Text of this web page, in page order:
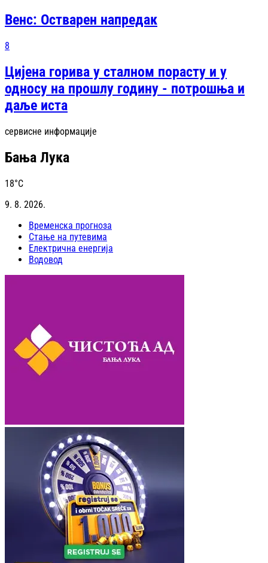
Венс: Остварен напредак
8
Цијена горива у сталном порасту и у
односу на прошлу годину - потрошња и
даље иста
сервисне информације
Бања Лука
18°C
9. 8. 2026.
Временска прогноза
Стање на путевима
Електрична енергија
Водовод